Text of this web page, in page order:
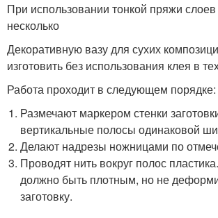
При использовании тонкой пряжи
несколько
Декоративную вазу для сухих
изготовить без использования клея в
Работа проходит в следующем порядке:
Размечают маркером стенки
вертикальные полосы одинаковой
Делают надрезы ножницами по
Проводят нить вокруг полос
должно быть плотным, но не
заготовку.